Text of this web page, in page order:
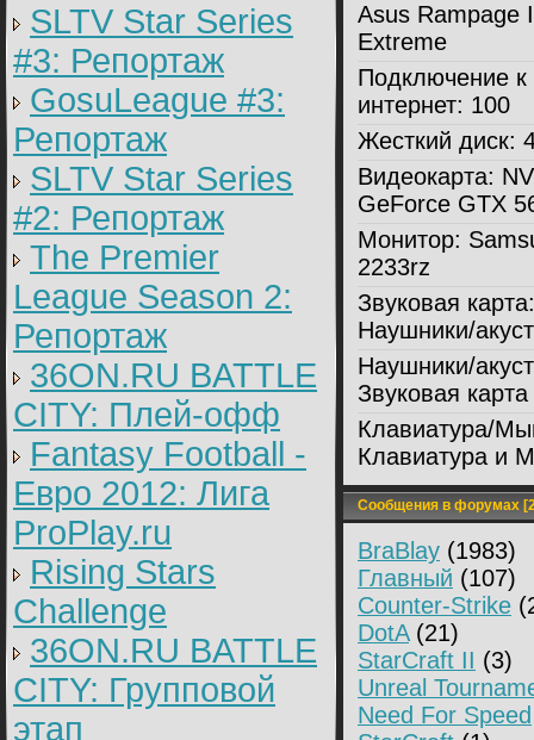
SLTV Star Series
#3: Репортаж
GosuLeague #3:
Репортаж
SLTV Star Series
#2: Репортаж
The Premier
League Season 2:
Репортаж
36ON.RU BATTLE
CITY: Плей-офф
Fantasy Football -
Евро 2012: Лига
ProPlay.ru
Rising Stars
Challenge
36ON.RU BATTLE
CITY: Групповой
этап
Asus Rampage
Extreme
Подключение к
интернет: 100
Жесткий диск:
Видеокарта:
GeForce GTX
Монитор:
2233rz
Звуковая карта:
Наушники/
Наушники/
Звуковая карта
Клавиатура/
Клавиатура и
Сообщения в форумах
BraBlay (1983)
Главный (107)
Counter-Strike
DotA(21)
StarCraft II (3)
Unreal
Need For Speed